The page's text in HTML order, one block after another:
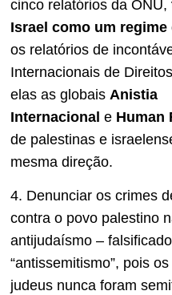
cinco relatórios da ONU,
Israel como um regime
os relatórios de
Internacionais de
elas as globais Anistia
Internacional e Human
de palestinas e
mesma direção.
4. Denunciar os crimes
contra o povo palestino
antijudaísmo –
“antissemitismo”, pois
judeus nunca foram